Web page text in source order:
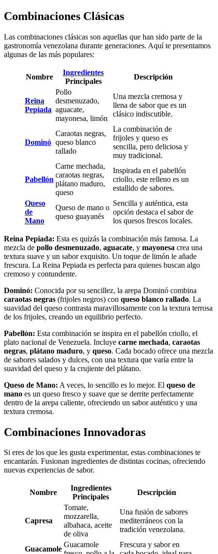
Combinaciones Clásicas
Las combinaciones clásicas son aquellas que han sido parte de la
gastronomía venezolana durante generaciones. Aquí te presentamos
algunas de las más populares:
Nombre
Ingredientes
Principales
Descripción
Reina
Pepiada
Pollo
desmenuzado,
aguacate,
mayonesa, limón
Una mezcla cremosa y
llena de sabor que es un
clásico indiscutible.
Dominó
Caraotas negras,
queso blanco
rallado
La combinación de
frijoles y queso es
sencilla, pero deliciosa y
muy tradicional.
Pabellón
Carne mechada,
caraotas negras,
plátano maduro,
queso
Inspirada en el pabellón
criollo, este relleno es un
estallido de sabores.
Queso
de
Mano
Queso de mano o
queso guayanés
Sencilla y auténtica, esta
opción destaca el sabor de
los quesos frescos locales.
Reina Pepiada: Esta es quizás la combinación más famosa. La
mezcla de pollo desmenuzado, aguacate, y mayonesa crea una
textura suave y un sabor exquisito. Un toque de limón le añade
frescura. La Reina Pepiada es perfecta para quienes buscan algo
cremoso y contundente.
Dominó: Conocida por su sencillez, la arepa Dominó combina
caraotas negras (frijoles negros) con queso blanco rallado. La
suavidad del queso contrasta maravillosamente con la textura terrosa
de los frijoles, creando un equilibrio perfecto.
Pabellón: Esta combinación se inspira en el pabellón criollo, el
plato nacional de Venezuela. Incluye carne mechada, caraotas
negras, plátano maduro, y queso. Cada bocado ofrece una mezcla
de sabores salados y dulces, con una textura que varía entre la
suavidad del queso y la crujiente del plátano.
Queso de Mano: A veces, lo sencillo es lo mejor. El queso de
mano es un queso fresco y suave que se derrite perfectamente
dentro de la arepa caliente, ofreciendo un sabor auténtico y una
textura cremosa.
Combinaciones Innovadoras
Si eres de los que les gusta experimentar, estas combinaciones te
encantarán. Fusionan ingredientes de distintas cocinas, ofreciendo
nuevas experiencias de sabor.
Nombre
Ingredientes
Principales
Descripción
Capresa
Tomate,
mozzarella,
albahaca, aceite
de oliva
Una fusión de sabores
mediterráneos con la
tradición venezolana.
Guacamole
Guacamole
Frescura y sabor en